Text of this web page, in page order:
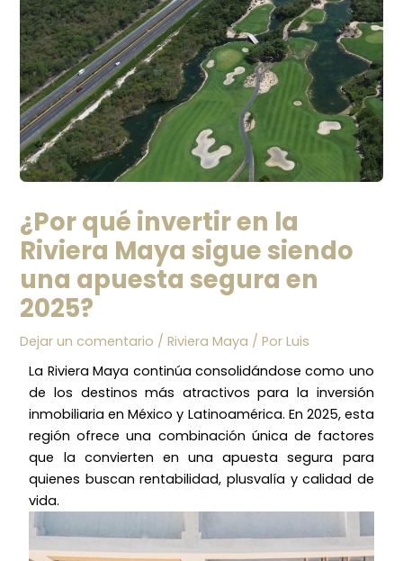
¿Por qué invertir en la
Riviera Maya sigue siendo
una apuesta segura en
2025?
Dejar un comentario /Riviera Maya / PorLuis
La Riviera Maya continúa consolidándose como uno
de los destinos más atractivos para la inversión
inmobiliaria en México y Latinoamérica. En 2025, esta
región ofrece una combinación única de factores
que la convierten en una apuesta segura para
quienes buscan rentabilidad, plusvalía y calidad de
vida.